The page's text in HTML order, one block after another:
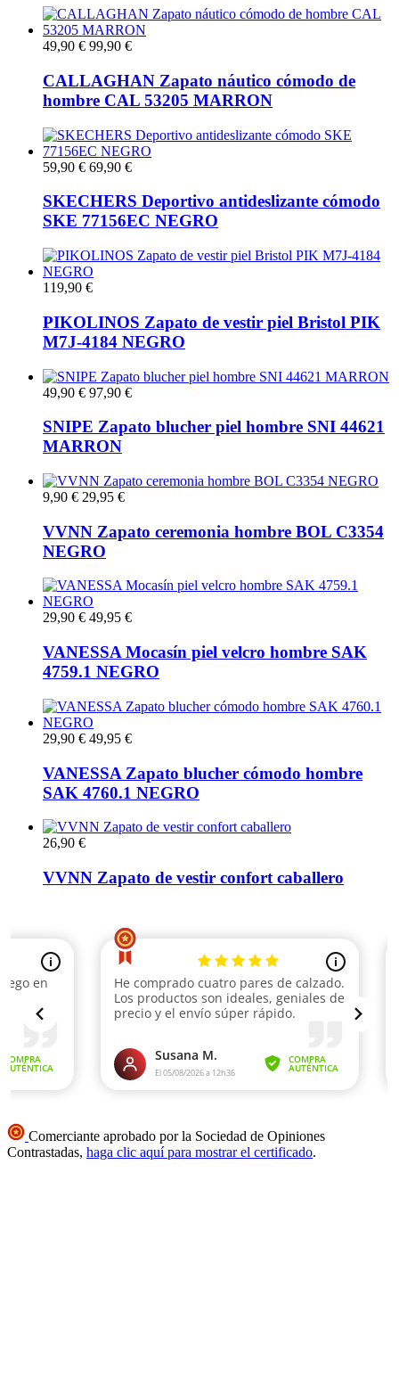
49,90 € 99,90 €
CALLAGHAN Zapato náutico cómodo de
hombre CAL 53205 MARRON
59,90 € 69,90 €
SKECHERS Deportivo antideslizante cómodo
SKE 77156EC NEGRO
119,90 €
PIKOLINOS Zapato de vestir piel Bristol PIK
M7J-4184 NEGRO
49,90 € 97,90 €
SNIPE Zapato blucher piel hombre SNI 44621
MARRON
9,90 € 29,95 €
VVNN Zapato ceremonia hombre BOL C3354
NEGRO
29,90 € 49,95 €
VANESSA Mocasín piel velcro hombre SAK
4759.1 NEGRO
29,90 € 49,95 €
VANESSA Zapato blucher cómodo hombre
SAK 4760.1 NEGRO
26,90 €
VVNN Zapato de vestir confort caballero
Comerciante aprobado por la Sociedad de Opiniones
Contrastadas, haga clic aquí para mostrar el certificado.